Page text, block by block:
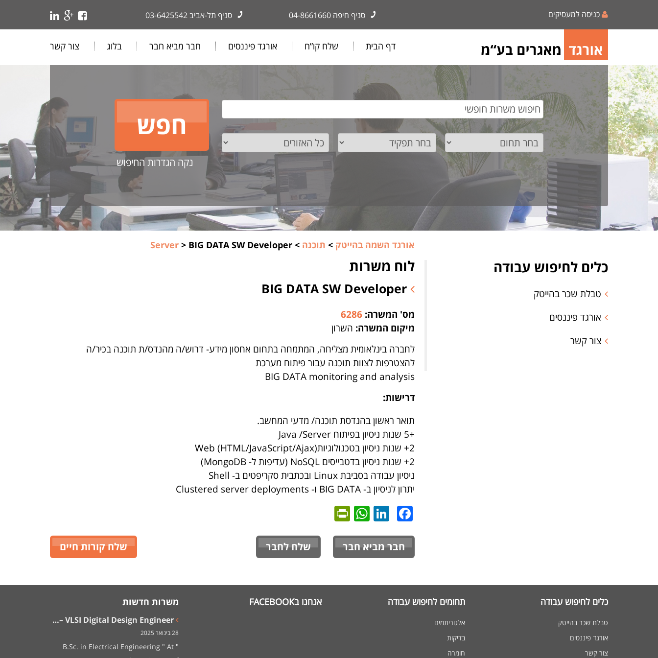
כניסה למעסיקים סניף חיפה 04-8661660 סניף תל-אביב03-6425542
דף הבית שלח קו”ח אורגד פיננסים חבר מביא חבר בלוג צור קשר
נקה הגדרות החיפוש
אורגד השמה בהייטק > תוכנה >
Server > BIG DATA SW Developer
לוח משרות
מס' המשרה: 6286
מיקום המשרה: השרון
לחברה בינלאומית מצליחה, המתמחה בתחום אחסון מידע- דרוש/ה מהנדס/ת תוכנה בכיר/ה
להצטרפות לצוות תוכנה עבור פיתוח מערכת
BIG DATA monitoring and analysis
דרישות:
תואר ראשון בהנדסת תוכנה/ מדעי המחשב.
+5 שנות ניסיון בפיתוח Java /Server
2+ שנות ניסיון בטכנולוגיותWeb (HTML/JavaScript/Ajax)
2+ שנות ניסיון בדטבייסים NoSQL (עדיפות ל- MongoDB)
ניסיון עבודה בסביבת Linux ובכתבית סקריפטים ב- Shell
יתרון לניסיון ב- BIG DATA ו- Clustered server deployments
Facebook
LinkedIn
WhatsApp
חבר מביא חבר שלח לחבר שלח קורות חיים
כלים לחיפוש עבודה
טבלת שכר בהייטק
אורגד פיננסים
צור קשר
כלים לחיפוש עבודה
טבלת שכר בהייטק
אורגד פיננסים
צור קשר
תחומים לחיפוש עבודה
אלגוריתמים
בדיקות
חומרה
אנחנו בFACEBOOK משרות חדשות
VLSI Digital Design Engineer –…
28 בינואר 2025
" B.Sc. in Electrical Engineering " At